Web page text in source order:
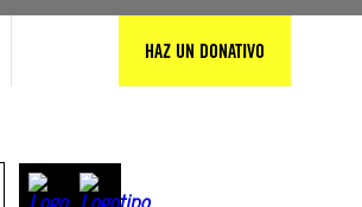
HAZ UN DONATIVO